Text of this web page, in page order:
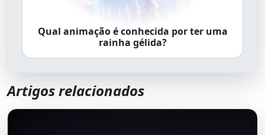
Qual animação é conhecida por ter uma
rainha gélida?
Artigos relacionados